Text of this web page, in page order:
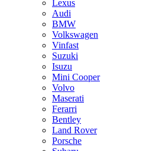
Lexus
Audi
BMW
Volkswagen
Vinfast
Suzuki
Isuzu
Mini Cooper
Volvo
Maserati
Ferarri
Bentley
Land Rover
Porsche